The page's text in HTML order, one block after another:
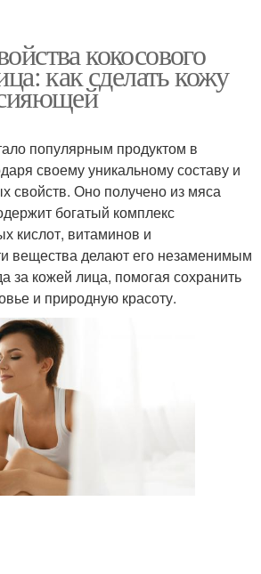
кокосового
как сделать кожу
популярным продуктом в
своему уникальному составу и
свойств. Оно получено из мяса
богатый комплекс
кислот, витаминов и
вещества делают его незаменимым
за кожей лица, помогая сохранить
и природную красоту.